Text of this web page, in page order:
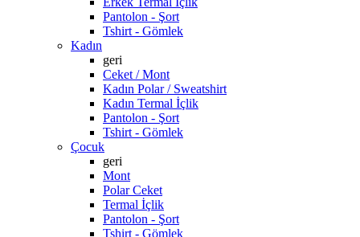
Pantolon - Şort
Tshirt - Gömlek
Kadın
geri
Ceket / Mont
Kadın Polar / Sweatshirt
Kadın Termal İçlik
Pantolon - Şort
Tshirt - Gömlek
Çocuk
geri
Mont
Polar Ceket
Termal İçlik
Pantolon - Şort
Tshirt - Gömlek